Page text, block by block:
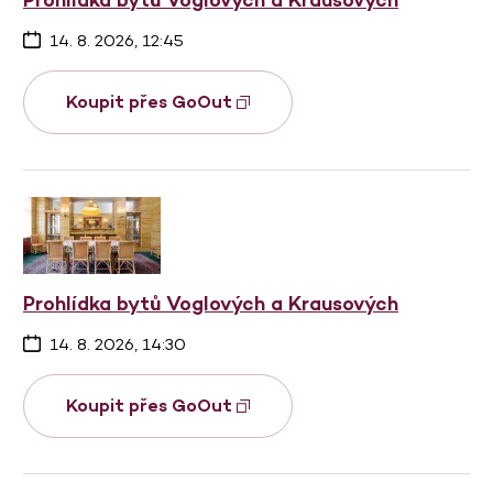
14. 8. 2026, 12:45
Koupit přes GoOut
Prohlídka bytů Voglových a Krausových
14. 8. 2026, 14:30
Koupit přes GoOut